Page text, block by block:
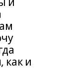
как и